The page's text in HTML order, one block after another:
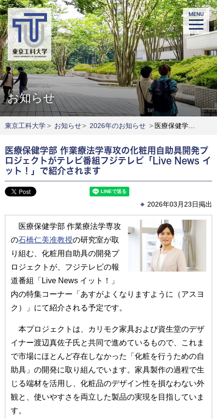
お知らせ
東京工科大学> お知らせ> 2026年のお知らせ > 医療保健学部 作業療法学専攻の化粧用自助具開発プロジェクトがテレビ番組フジテレビ「Live News イット！」で紹介されます
医療保健学部 作業療法学専攻の化粧用自助具開発プ
ロジェクトがテレビ番組フジテレビ「Live News イ
ット！」で紹介されます
2026年03月23日掲出
医療保健学部 作業療法学専攻
の石橋仁美准教授の研究室が取
り組む、化粧用自助具の開発プ
ロジェクトが、フジテレビの報
道番組「Live News イット！」
内の特集コーナー「あすがよくなりますように（アスヨ
ク）」にて紹介される予定です。
本プロジェクトは、カリモク家具および資生堂のデザ
イナー渡辺真佐子氏と共同で進めているもので、これま
で市場にほとんど存在しなかった「化粧を行うための自
助具」の開発に取り組んでいます。家具製作の過程で生
じる端材を活用し、化粧品のデザイン性を損なわない外
観と、使いやすさを両立した製品の実現を目指していま
す。